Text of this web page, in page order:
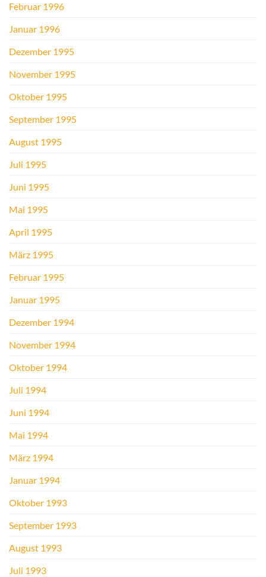
Februar 1996
Januar 1996
Dezember 1995
November 1995
Oktober 1995
September 1995
August 1995
Juli 1995
Juni 1995
Mai 1995
April 1995
März 1995
Februar 1995
Januar 1995
Dezember 1994
November 1994
Oktober 1994
Juli 1994
Juni 1994
Mai 1994
März 1994
Januar 1994
Oktober 1993
September 1993
August 1993
Juli 1993